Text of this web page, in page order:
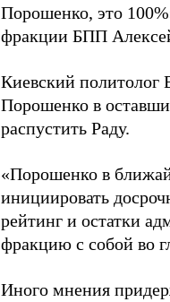
Порошенко, это
фракции БПП
Киевский политолог
Порошенко в
распустить Раду.
«Порошенко в
инициировать
рейтинг и остатки
фракцию с собой во
Иного мнения